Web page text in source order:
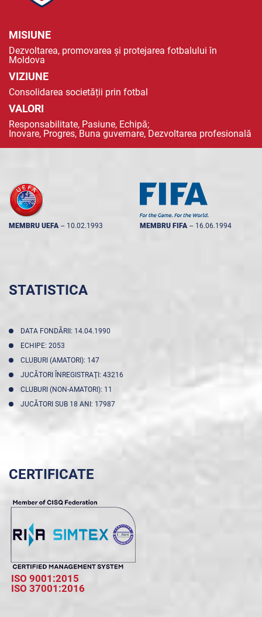
MISIUNE
Dezvoltarea, promovarea și protejarea fotbalului în
Moldova
VIZIUNE
Consolidarea societății prin fotbal
VALORI
Responsabilitate, Pasiune, Echipă;
Inovare, Progres, Buna guvernare, Dezvoltarea profesională
MEMBRU UEFA -- 10.02.1993 MEMBRU FIFA -- 16.06.1994
STATISTICA
DATA FONDĂRII: 14.04.1990
ECHIPE: 2053
CLUBURI (AMATORI): 147
JUCĂTORI ÎNREGISTRAŢI: 43216
CLUBURI (NON-AMATORI): 11
JUCĂTORI SUB 18 ANI: 17987
CERTIFICATE
ISO 9001:2015
ISO 37001:2016